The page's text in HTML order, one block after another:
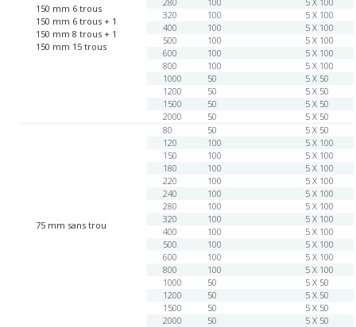
150 mm 6 trous
150 mm 6 trous + 1
150 mm 8 trous + 1
150 mm 15 trous
320
400
500
600
800
1000
1200
1500
2000
100
100
100
100
100
50
50
50
50
5 X 100
5 X 100
5 X 100
5 X 100
5 X 100
5 X 50
5 X 50
5 X 50
5 X 50
75 mm sans trou
80
120
150
180
220
240
280
320
400
500
600
800
1000
1200
1500
2000
50
100
100
100
100
100
100
100
100
100
100
100
50
50
50
50
5 X 50
5 X 100
5 X 100
5 X 100
5 X 100
5 X 100
5 X 100
5 X 100
5 X 100
5 X 100
5 X 100
5 X 100
5 X 50
5 X 50
5 X 50
5 X 50